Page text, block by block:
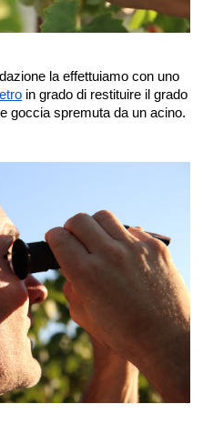
la effettuiamo con uno
in grado di restituire il grado
goccia spremuta da un acino.